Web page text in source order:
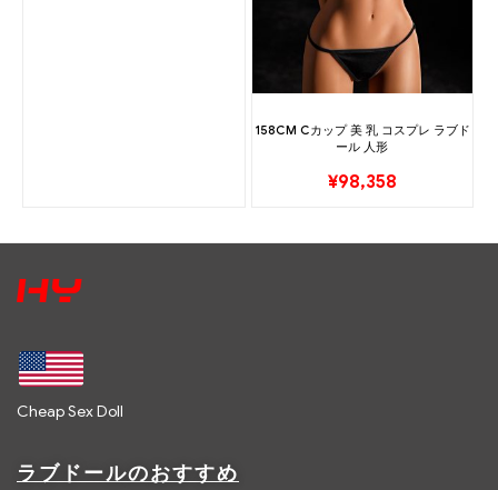
158CM Cカップ 美 乳 コスプレ ラブド
ール 人形
¥98,358
Cheap Sex Doll
ラブドールのおすすめ